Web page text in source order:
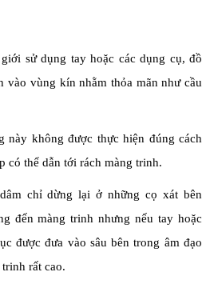
sử dụng tay hoặc các dụng cụ, đồ
vào vùng kín nhằm thỏa mãn như cầu
này không được thực hiện đúng cách
có thể dẫn tới rách màng trinh.
chỉ dừng lại ở những cọ xát bên
đến màng trinh nhưng nếu tay hoặc
được đưa vào sâu bên trong âm đạo
rất cao.